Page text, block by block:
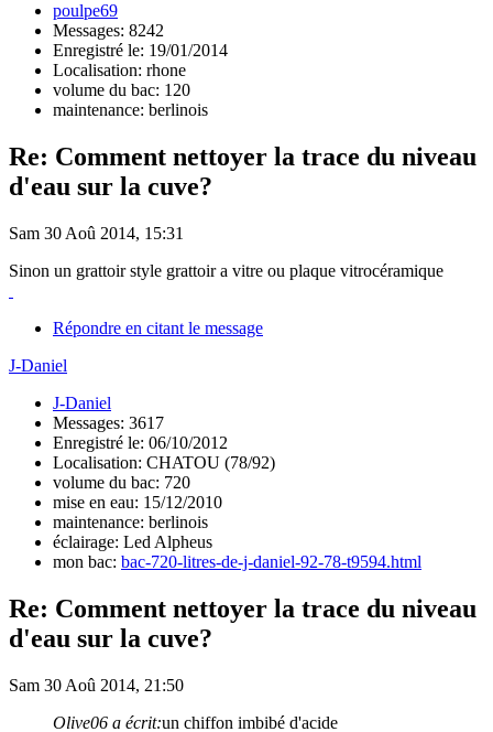
poulpe69
Messages: 8242
Enregistré le: 19/01/2014
Localisation: rhone
volume du bac: 120
maintenance: berlinois
Re: Comment nettoyer la trace du niveau
d'eau sur la cuve?
Sam 30 Aoû 2014, 15:31
Sinon un grattoir style grattoir a vitre ou plaque vitrocéramique
Répondre en citant le message
J-Daniel
J-Daniel
Messages: 3617
Enregistré le: 06/10/2012
Localisation: CHATOU (78/92)
volume du bac: 720
mise en eau: 15/12/2010
maintenance: berlinois
éclairage: Led Alpheus
mon bac: bac-720-litres-de-j-daniel-92-78-t9594.html
Re: Comment nettoyer la trace du niveau
d'eau sur la cuve?
Sam 30 Aoû 2014, 21:50
Olive06 a écrit:un chiffon imbibé d'acide